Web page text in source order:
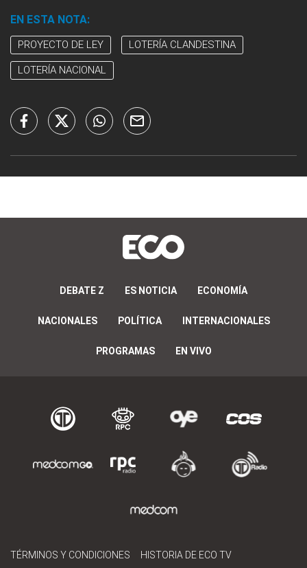
EN ESTA NOTA:
PROYECTO DE LEY LOTERÍA CLANDESTINA
LOTERÍA NACIONAL
DEBATE Z ES NOTICIA ECONOMÍA
NACIONALES POLÍTICA INTERNACIONALES
PROGRAMAS EN VIVO
TÉRMINOS Y CONDICIONES HISTORIA DE ECO TV